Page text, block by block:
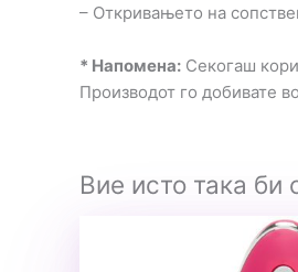
– Откривањето на
* Напомена: Секогаш
Производот го добивате
Вие исто така би